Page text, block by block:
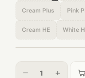
Cream Plus Pink
Cream HE White
– +